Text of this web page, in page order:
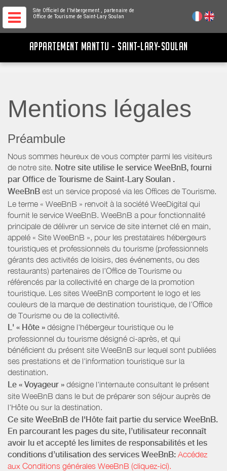
Site Officiel de l'hébergement , partenaire de
Office de Tourisme de Saint-Lary Soulan
APPARTEMENT MANTTU - SAINT-LARY-SOULAN
Mentions légales
Préambule
Nous sommes heureux de vous compter parmi les visiteurs
de notre site. Notre site utilise le service WeeBnB, fourni
par Office de Tourisme de Saint-Lary Soulan .
WeeBnB est un service proposé via les Offices de Tourisme.
Le terme « WeeBnB » renvoit à la société WeeDigital qui
fournit le service WeeBnB. WeeBnB a pour fonctionnalité
principale de délivrer un service de site internet clé en main,
appelé « Site WeeBnB », pour les prestataires hébergeurs
touristiques et professionnels du tourisme (professionnels
gérants des activités de loisirs, des événements, ou des
restaurants) partenaires de l’Office de Tourisme ou
référencés par la collectivité en charge de la promotion
touristique. Les sites WeeBnB comportent le logo et les
couleurs de la marque de destination touristique, de l’Office
de Tourisme ou de la collectivité.
L' « Hôte » désigne l'hébergeur touristique ou le
professionnel du tourisme désigné ci-après, et qui
bénéficient du présent site WeeBnB sur lequel sont publiées
ses prestations et de l'information touristique sur la
destination.
Le « Voyageur » désigne l'internaute consultant le présent
site WeeBnB dans le but de préparer son séjour auprès de
l'Hôte ou sur la destination.
Ce site WeeBnB de l'Hôte fait partie du service WeeBnB.
En parcourant les pages du site, l’utilisateur reconnaît
avoir lu et accepté les limites de responsabilités et les
conditions d’utilisation des services WeeBnB: Accédez
aux Conditions générales WeeBnB (cliquez-ici).